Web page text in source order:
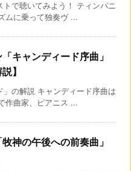
トで聴いてみよう！ ティンパニ
ムに乗って独奏ヴ ...
キャンディード序曲」
】
」の解説 キャンディード序曲は
作曲家、ピアニス ...
神の午後への前奏曲」